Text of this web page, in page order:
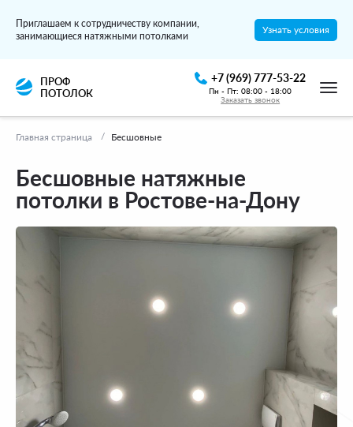
Приглашаем к сотрудничеству компании,
занимающиеся натяжными потолками
Узнать условия
ПРОФ
ПОТОЛОК
+7 (969) 777-53-22
Пн - Пт: 08:00 - 18:00
Заказать звонок
Главная страница Бесшовные
Бесшовные натяжные
потолки в Ростове-на-Дону